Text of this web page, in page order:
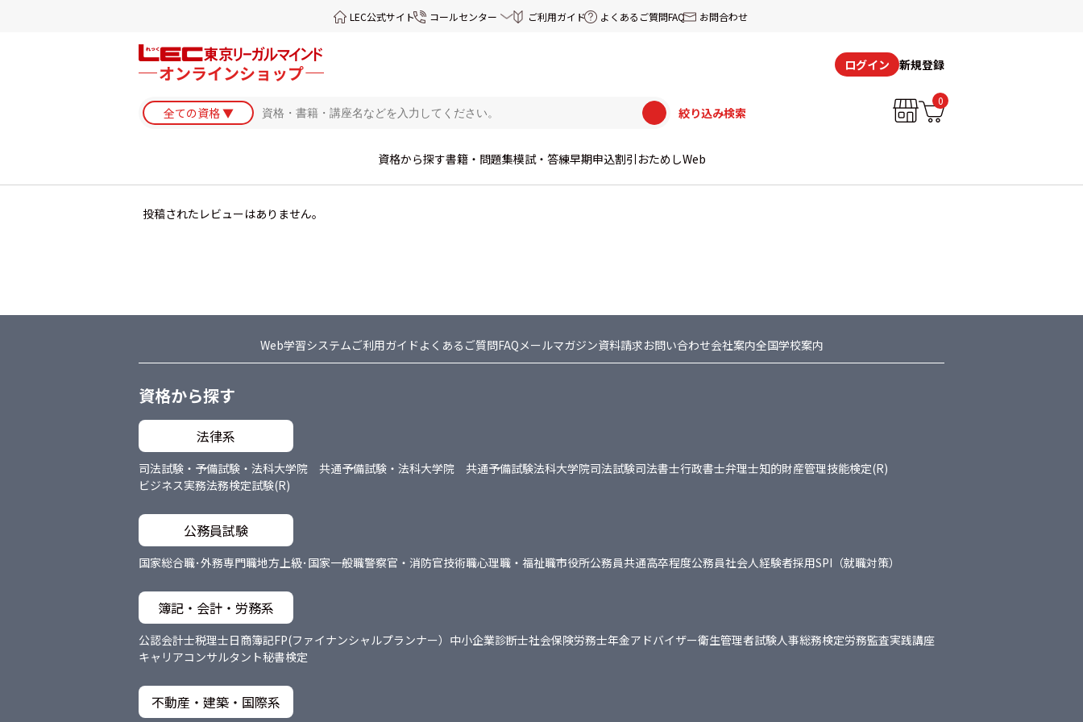
LEC公式サイト コールセンター ご利用ガイド よくあるご質問FAQ お問合わせ
ログイン 新規登録
絞り込み検索
0
資格から探す書籍・問題集模試・答練早期申込割引 おためしWeb
投稿されたレビューはありません。
Web学習システムご利用ガイド よくあるご質問FAQメールマガジン資料請求お問い合わせ会社案内全国学校案内
資格から探す
法律系
司法試験・予備試験・法科大学院 共通予備試験・法科大学院 共通予備試験法科大学院司法試験司法書士行政書士弁理士知的財産管理技能検定(R)
ビジネス実務法務検定試験(R)
公務員試験
国家総合職･外務専門職地方上級･国家一般職警察官・消防官技術職心理職・福祉職市役所公務員共通高卒程度公務員社会人経験者採用SPI（就職対策）
簿記・会計・労務系
公認会計士税理士日商簿記FP(ファイナンシャルプランナー） 中小企業診断士社会保険労務士年金アドバイザー衛生管理者試験人事総務検定労務監査実践講座
キャリアコンサルタント秘書検定
不動産・建築・国際系